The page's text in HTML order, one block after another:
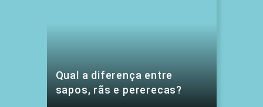
Qual a diferença entre
sapos, rãs e pererecas?